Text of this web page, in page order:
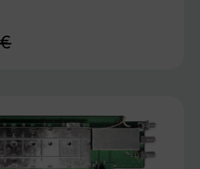
Preis: